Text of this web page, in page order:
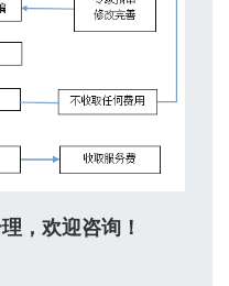
，欢迎咨询！